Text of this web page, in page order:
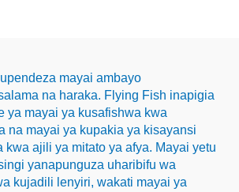
mayai ambayo
na haraka. Flying Fish inapigia
ya mayai ya kusafishwa kwa
na mayai ya kupakia ya kisayansi
kwa ajili ya mitato ya afya. Mayai yetu
yanapunguza uharibifu wa
kujadili lenyiri, wakati mayai ya